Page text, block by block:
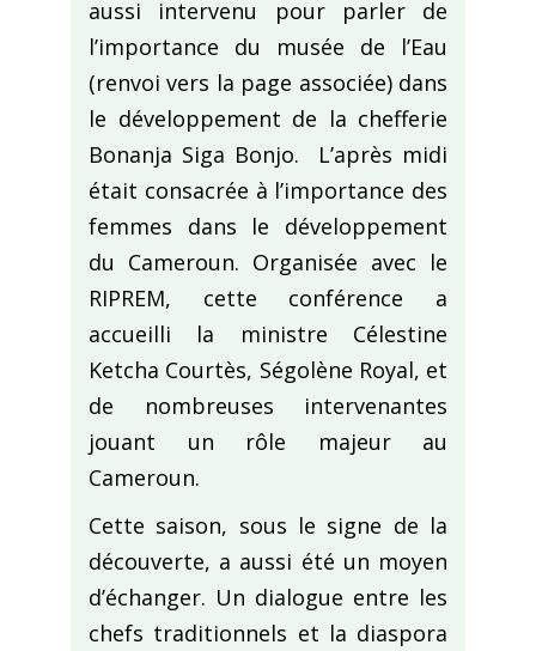
aussi intervenu pour parler de
l’importance du musée de l’Eau
(renvoi vers la page associée) dans
le développement de la chefferie
Bonanja Siga Bonjo. L’après midi
était consacrée à l’importance des
femmes dans le développement
du Cameroun. Organisée avec le
RIPREM, cette conférence a
accueilli la ministre Célestine
Ketcha Courtès, Ségolène Royal, et
de nombreuses intervenantes
jouant un rôle majeur au
Cameroun.
Cette saison, sous le signe de la
découverte, a aussi été un moyen
d’échanger. Un dialogue entre les
chefs traditionnels et la diaspora